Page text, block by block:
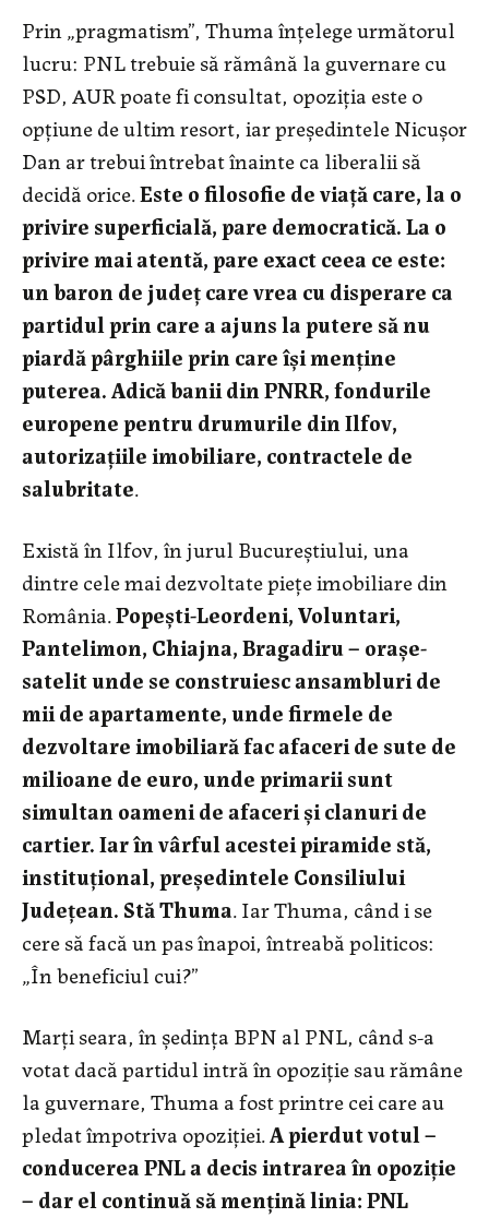
Prin „pragmatism”, Thuma înțelege următorul
lucru: PNL trebuie să rămână la guvernare cu
PSD, AUR poate fi consultat, opoziția este o
opțiune de ultim resort, iar președintele Nicușor
Dan ar trebui întrebat înainte ca liberalii să
decidă orice.Este o filosofie de viață care, la o
privire superficială, pare democratică. La o
privire mai atentă, pare exact ceea ce este:
un baron de județ care vrea cu disperare ca
partidul prin care a ajuns la putere să nu
piardă pârghiile prin care își menține
puterea. Adică banii din PNRR, fondurile
europene pentru drumurile din Ilfov,
autorizațiile imobiliare, contractele de
salubritate.
Există în Ilfov, în jurul Bucureștiului, una
dintre cele mai dezvoltate piețe imobiliare din
România.Popești-Leordeni, Voluntari,
Pantelimon, Chiajna, Bragadiru – orașe-
satelit unde se construiesc ansambluri de
mii de apartamente, unde firmele de
dezvoltare imobiliară fac afaceri de sute de
milioane de euro, unde primarii sunt
simultan oameni de afaceri și clanuri de
cartier. Iar în vârful acestei piramide stă,
instituțional, președintele Consiliului
Județean. Stă Thuma. Iar Thuma, când i se
cere să facă un pas înapoi, întreabă politicos:
„În beneficiul cui?”
Marți seara, în ședința BPN al PNL, când s-a
votat dacă partidul intră în opoziție sau rămâne
la guvernare, Thuma a fost printre cei care au
pledat împotriva opoziției.A pierdut votul –
conducerea PNL a decis intrarea în opoziție
– dar el continuă să mențină linia: PNL